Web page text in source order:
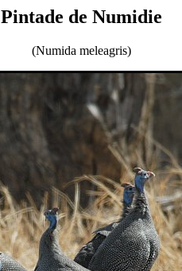
Pintade de Numidie
(Numida meleagris)